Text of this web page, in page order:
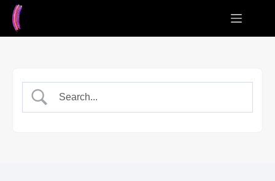
Zum
Inhalt
springen